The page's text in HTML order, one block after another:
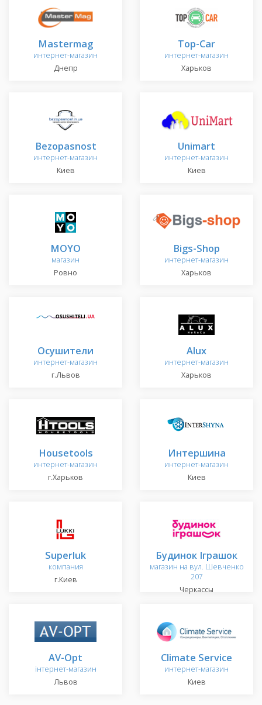
Mastermag
интернет-магазин
Днепр
Top-Car
интернет-магазин
Харьков
Bezopasnost
интернет-магазин
Киев
Unimart
интернет-магазин
Киев
MOYO
магазин
Ровно
Bigs-Shop
интернет-магазин
Харьков
Осушители
интернет-магазин
г.Львов
Alux
интернет-магазин
Харьков
Housetools
интернет-магазин
г.Харьков
Интершина
интернет-магазин
Киев
Superluk
компания
г.Киев
Будинок Іграшок
магазин на вул. Шевченко
207
Черкассы
AV-Opt
інтернет-магазин
Львов
Climate Service
интернет-магазин
Киев